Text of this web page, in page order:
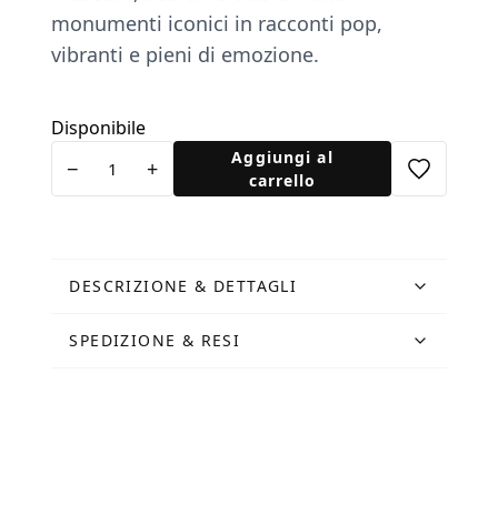
monumenti iconici in racconti pop,
vibranti e pieni di emozione.
Disponibile
Leonesse
− +
Aggiungi al
carrello
DESCRIZIONE & DETTAGLI
SPEDIZIONE & RESI